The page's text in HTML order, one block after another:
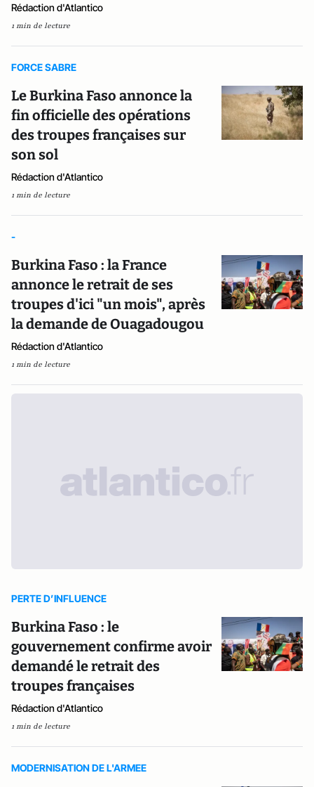
Rédaction d'Atlantico
1 min de lecture
FORCE SABRE
Le Burkina Faso annonce la
fin officielle des opérations
des troupes françaises sur
son sol
Rédaction d'Atlantico
1 min de lecture
-
Burkina Faso : la France
annonce le retrait de ses
troupes d'ici "un mois", après
la demande de Ouagadougou
Rédaction d'Atlantico
1 min de lecture
PERTE D’INFLUENCE
Burkina Faso : le
gouvernement confirme avoir
demandé le retrait des
troupes françaises
Rédaction d'Atlantico
1 min de lecture
MODERNISATION DE L'ARMEE